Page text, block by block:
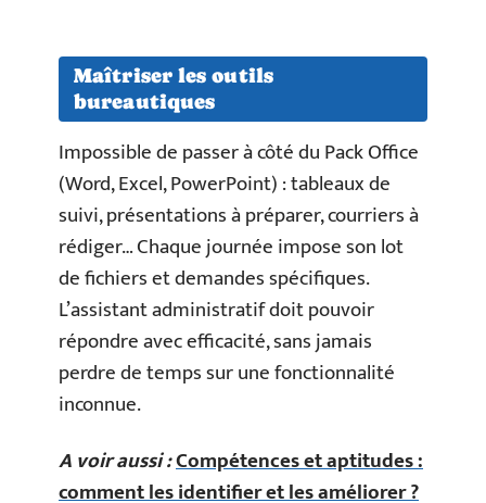
Maîtriser les outils
bureautiques
Impossible de passer à côté du Pack Office
(Word, Excel, PowerPoint) : tableaux de
suivi, présentations à préparer, courriers à
rédiger… Chaque journée impose son lot
de fichiers et demandes spécifiques.
L’assistant administratif doit pouvoir
répondre avec efficacité, sans jamais
perdre de temps sur une fonctionnalité
inconnue.
A voir aussi :Compétences et aptitudes :
comment les identifier et les améliorer ?